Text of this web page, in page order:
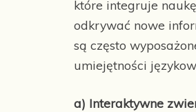
które integruje
odkrywać nowe
są często
umiejętności
a) Interaktywne